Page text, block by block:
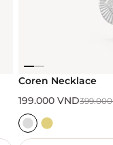
Coren Necklace
199.000 VND